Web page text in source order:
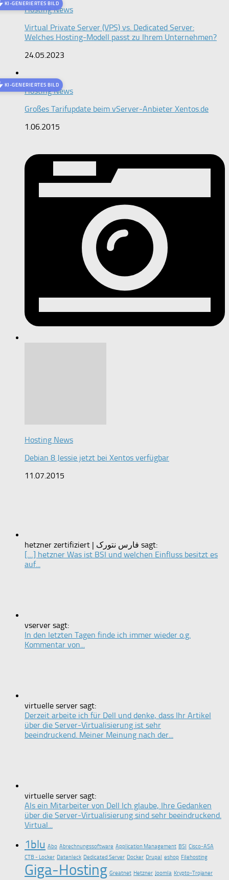
KI-GENERIERTES BILD
Hosting News
Virtual Private Server (VPS) vs. Dedicated Server:
Welches Hosting-Modell passt zu Ihrem Unternehmen?
24.05.2023
KI-GENERIERTES BILD
Hosting News
Großes Tarifupdate beim vServer-Anbieter Xentos.de
1.06.2015
Hosting News
Debian 8 Jessie jetzt bei Xentos verfügbar
11.07.2015
hetzner zertifiziert | فارس نتورک sagt:
[…] hetzner Was ist BSI und welchen Einfluss besitzt es
auf...
vserver sagt:
In den letzten Tagen finde ich immer wieder o.g.
Kommentar von...
virtuelle server sagt:
Derzeit arbeite ich für Dell und denke, dass Ihr Artikel
über die Server-Virtualisierung ist sehr
beeindruckend. Meiner Meinung nach der...
virtuelle server sagt:
Als ein Mitarbeiter von Dell Ich glaube, Ihre Gedanken
über die Server-Virtualisierung sind sehr beeindruckend.
Virtual...
1blu Abo Abrechnungssoftware Application Management BSI Cisco-ASA
CTB - Locker Datenleck Dedicated Server Docker Drupal eshop Filehosting
Giga-Hosting Greatnet Hetzner Joomla Krypto-Trojaner